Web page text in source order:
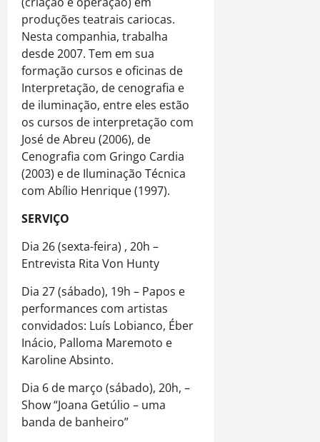
produções teatrais cariocas.
Nesta companhia, trabalha
desde 2007. Tem em sua
formação cursos e oficinas de
Interpretação, de cenografia e
de iluminação, entre eles estão
os cursos de interpretação com
José de Abreu (2006), de
Cenografia com Gringo Cardia
(2003) e de Iluminação Técnica
com Abílio Henrique (1997).
SERVIÇO
Dia 26 (sexta-feira) , 20h –
Entrevista Rita Von Hunty
Dia 27 (sábado), 19h – Papos e
performances com artistas
convidados: Luís Lobianco, Éber
Inácio, Palloma Maremoto e
Karoline Absinto.
Dia 6 de março (sábado), 20h, –
Show “Joana Getúlio – uma
banda de banheiro”